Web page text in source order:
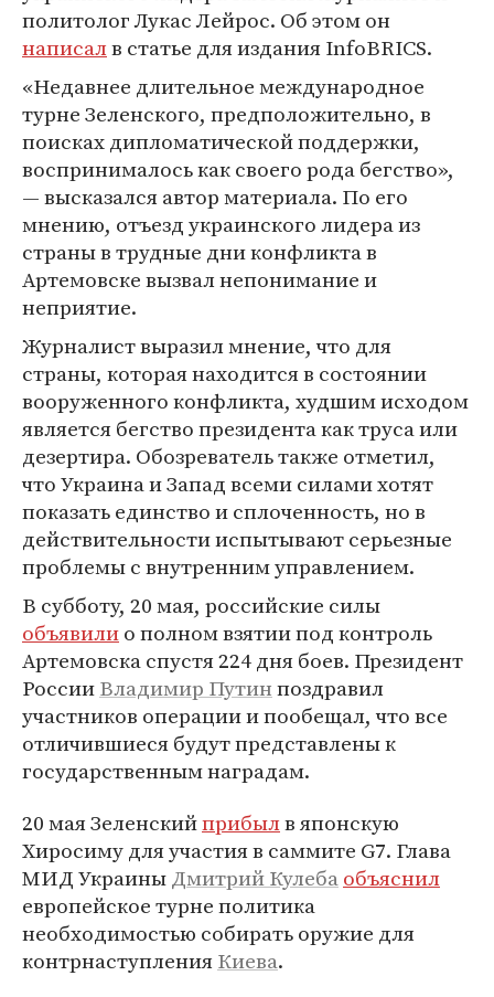
политолог Лукас Лейрос. Об этом он
написалв статье для издания InfoBRICS.
«Недавнее длительное международное
турне Зеленского, предположительно, в
поисках дипломатической поддержки,
воспринималось как своего рода бегство»,
— высказался автор материала. По его
мнению, отъезд украинского лидера из
страны в трудные дни конфликта в
Артемовске вызвал непонимание и
неприятие.
Журналист выразил мнение, что для
страны, которая находится в состоянии
вооруженного конфликта, худшим исходом
является бегство президента как труса или
дезертира. Обозреватель также отметил,
что Украина и Запад всеми силами хотят
показать единство и сплоченность, но в
действительности испытывают серьезные
проблемы с внутренним управлением.
В субботу, 20 мая, российские силы
объявилио полном взятии под контроль
Артемовска спустя 224 дня боев. Президент
РоссииВладимир Путинпоздравил
участников операции и пообещал, что все
отличившиеся будут представлены к
государственным наградам.
20 мая Зеленскийприбылв японскую
Хиросиму для участия в саммите G7. Глава
МИД УкраиныДмитрий Кулебаобъяснил
европейское турне политика
необходимостью собирать оружие для
контрнаступленияКиева.